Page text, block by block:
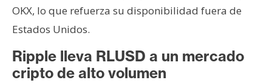
R
c
u
OKX, lo que refuerza su disponibilidad fuera de
Estados Unidos.
Ripple lleva RLUSD a un mercado
cripto de alto volumen